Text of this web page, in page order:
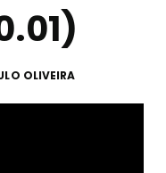
OLIVEIRA